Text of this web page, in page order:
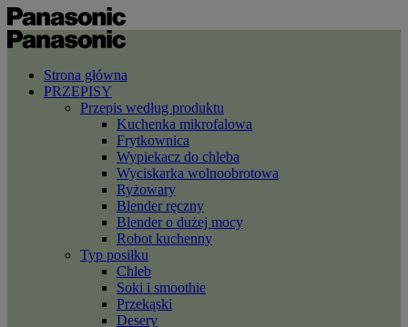
Strona główna
PRZEPISY
Przepis według produktu
Kuchenka mikrofalowa
Frytkownica
Wypiekacz do chleba
Wyciskarka wolnoobrotowa
Ryżowary
Blender ręczny
Blender o dużej mocy
Robot kuchenny
Typ posiłku
Chleb
Soki i smoothie
Przekąski
Desery